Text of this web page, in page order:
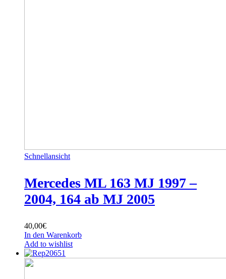
Schnellansicht
Mercedes ML 163 MJ 1997 –
2004, 164 ab MJ 2005
40,00€
In den Warenkorb
Add to wishlist